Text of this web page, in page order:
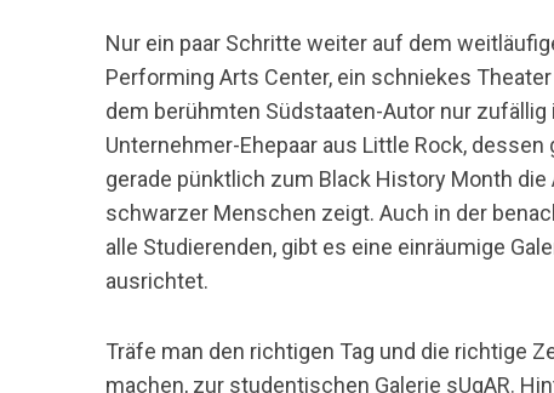
Nur ein paar Schritte weiter auf dem
Performing Arts Center, ein schniekes
dem berühmten Südstaaten-Autor nur
Unternehmer-Ehepaar aus Little Rock,
gerade pünktlich zum Black History Month
schwarzer Menschen zeigt. Auch in der
alle Studierenden, gibt es eine einräumige
ausrichtet.
Träfe man den richtigen Tag und die richtige
machen, zur studentischen Galerie sUgAR.